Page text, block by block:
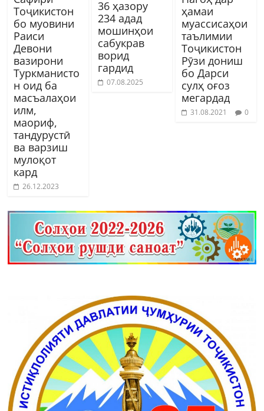
Тоҷикистон
бо муовини
Раиси
Девони
вазирони
Туркманисто
н оид ба
масъалаҳои
илм,
маориф,
тандурустӣ
ва варзиш
мулоқот
кард
26.12.2023
36 ҳазору
234 адад
мошинҳои
сабукрав
ворид
гардид
07.08.2025
ҳамаи
муассисаҳои
таълимии
Тоҷикистон
Рӯзи дониш
бо Дарси
сулҳ оғоз
мегардад
31.08.2021 0